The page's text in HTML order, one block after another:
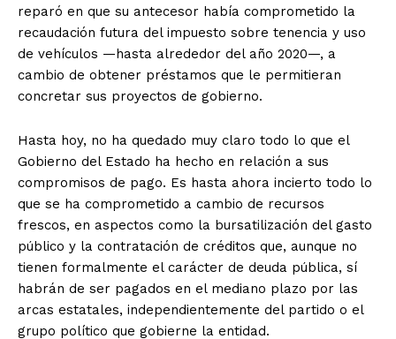
+ Todas las formas de lucha, potencialmente enlazadas
reparó en que su antecesor había comprometido la
recaudación futura del impuesto sobre tenencia y uso
de vehículos —hasta alrededor del año 2020—, a
cambio de obtener préstamos que le permitieran
concretar sus proyectos de gobierno.
Hasta hoy, no ha quedado muy claro todo lo que el
Gobierno del Estado ha hecho en relación a sus
compromisos de pago. Es hasta ahora incierto todo lo
que se ha comprometido a cambio de recursos
frescos, en aspectos como la bursatilización del gasto
público y la contratación de créditos que, aunque no
tienen formalmente el carácter de deuda pública, sí
habrán de ser pagados en el mediano plazo por las
arcas estatales, independientemente del partido o el
grupo político que gobierne la entidad.